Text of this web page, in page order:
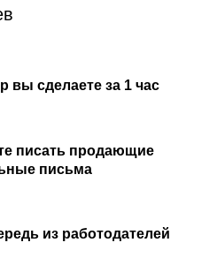
вы сделаете за 1 час
писать продающие
письма
из работодателей